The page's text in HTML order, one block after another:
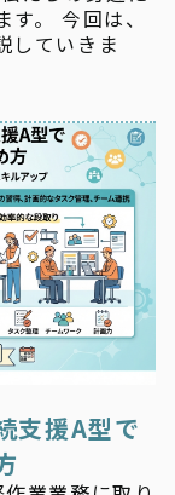
。 今回は、
していきま
支援A型で